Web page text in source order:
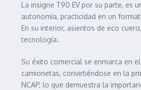
La insigne T90 EV por su parte, es
autonomía, practicidad en un
En su interior, asientos de eco
tecnología.
Su éxito comercial se enmarca en
camionetas, convirtiéndose en la
NCAP, lo que demuestra la